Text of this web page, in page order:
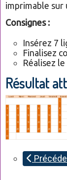
imprimable sur
Consignes :
Insérez 7
Finalisez
Réalisez
Résultat